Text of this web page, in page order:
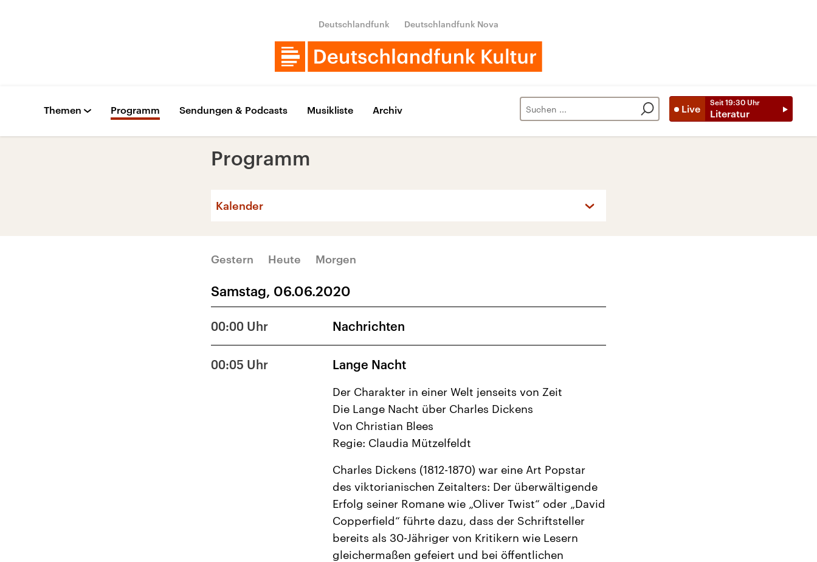
Deutschlandfunk Deutschlandfunk Nova
Live
Seit 19:30 Uhr
Literatur
Themen Programm Sendungen & Podcasts Musikliste Archiv
Programm
Kalender
Mo Di Mi
1 2
10
22 24 25
1 2 3 4
Gestern Heute Morgen
Samstag, 06.06.2020
00:00 Uhr Nachrichten
00:05 Uhr Lange Nacht
Der Charakter in einer Welt jenseits von Zeit
Die Lange Nacht über Charles Dickens
Von Christian Blees
Regie: Claudia Mützelfeldt
Charles Dickens (1812-1870) war eine Art Popstar
des viktorianischen Zeitalters: Der überwältigende
Erfolg seiner Romane wie „Oliver Twist“ oder „David
Copperfield“ führte dazu, dass der Schriftsteller
bereits als 30-Jähriger von Kritikern wie Lesern
gleichermaßen gefeiert und bei öffentlichen